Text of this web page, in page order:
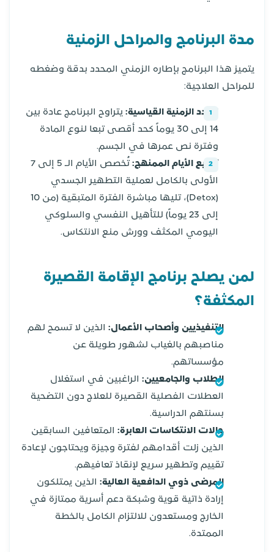
مدة البرنامج والمراحل الزمنية
يتميز هذا البرنامج بإطاره الزمني المحدد بدقة وضغطه
للمراحل العلاجية:
المدد الزمنية القياسية: يتراوح البرنامج عادة بين
14 إلى 30 يوماً كحد أقصى تبعا لنوع المادة
وفترة نص عمرها في الجسم.
توزيع الأيام الممنهج:
تُخصص الأيام الـ 5 إلى 7
الأولى بالكامل لعملية التطهير الجسدي
(Detox)، تليها مباشرة الفترة المتبقية (من 10
إلى 23 يوماً) للتأهيل النفسي والسلوكي
اليومي المكثف وورش منع الانتكاس.
لمن يصلح برنامج الإقامة القصيرة
المكثفة؟
التنفيذيين وأصحاب الأعمال:الذين لا تسمح لهم
مناصبهم بالغياب لشهور طويلة عن
مؤسساتهم.
الطلاب والجامعيين:الراغبين في استغلال
العطلات الفصلية القصيرة للعلاج دون التضحية
بسنتهم الدراسية.
حالات الانتكاسات العابرة:المتعافين السابقين
الذين زلت أقدامهم لفترة وجيزة ويحتاجون لإعادة
تقييم وتطهير سريع لإنقاذ تعافيهم.
المرضى ذوي الدافعية العالية:الذين يمتلكون
إرادة ذاتية قوية وشبكة دعم أسرية ممتازة في
الخارج ومستعدون للالتزام الكامل بالخطة
الممتدة.